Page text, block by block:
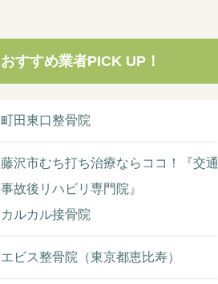
おすすめ業者PICK UP！
町田東口整骨院
藤沢市むち打ち治療ならココ！『交通
事故後リハビリ専門院』
カルカル接骨院
エビス整骨院（東京都恵比寿）